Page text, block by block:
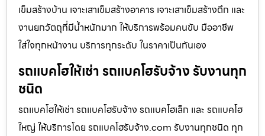
เข็มสร้างบ้าน เจาะเสาเข็มสร้างอาคาร เจาะเสาเข็มสร้างตึก และ
งานยกวัตถุที่มีน้ำหนักมาก ให้บริการพร้อมคนขับ มืออาชีพ
ใส่ใจทุกหน้างาน บริการทุกระดับ ในราคาเป็นกันเอง
รถแบคโฮให้เช่า รถแบคโฮรับจ้าง รับงานทุก
ชนิด
รถแบคโฮให้เช่า รถแบคโฮรับจ้าง รถแบคโฮเล็ก และ รถแบคโฮ
ใหญ่ ให้บริการโดย รถแบคโฮรับจ้าง.com รับงานทุกชนิด ทุก